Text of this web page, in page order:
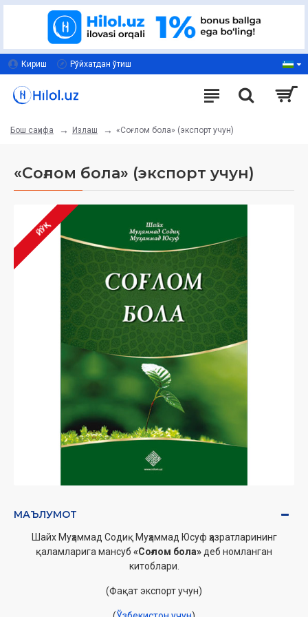
Кириш Рўйхатдан ўтиш
Бош саҳифа Излаш «Соғлом бола» (экспорт учун)
«Соғлом бола» (экспорт учун)
ЙЎҚ
МАЪЛУМОТ
Шайх Муҳаммад Содиқ Муҳаммад Юсуф ҳазратларининг
қаламларига мансуб «Соғлом бола»деб номланган
китоблари.
(Фақат экспорт учун)